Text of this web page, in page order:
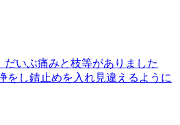
だいぶ痛みと枝等がありました
をし錆止めを入れ見違えるように